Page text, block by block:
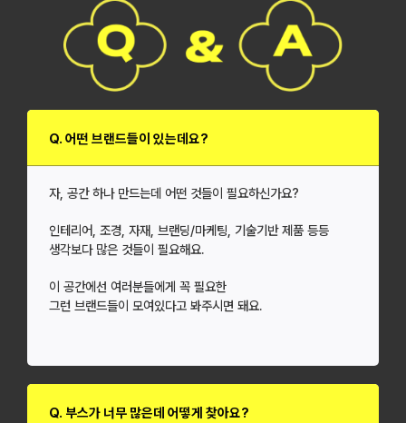
Q. 어떤 브랜드들이 있는데요?
자, 공간 하나 만드는데 어떤 것들이 필요하신가요?
인테리어, 조경, 자재, 브랜딩/마케팅, 기술기반 제품 등등
생각보다 많은 것들이 필요해요.
이 공간에선 여러분들에게 꼭 필요한
그런 브랜드들이 모여있다고 봐주시면 돼요.
Q. 부스가 너무 많은데 어떻게 찾아요?